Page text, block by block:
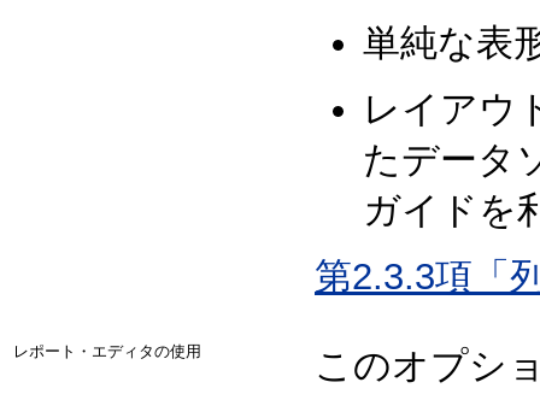
単純な表
レイアウ
たデータ
ガイドを
第2.3.3項「
レポート・エディタの使用
このオプシ